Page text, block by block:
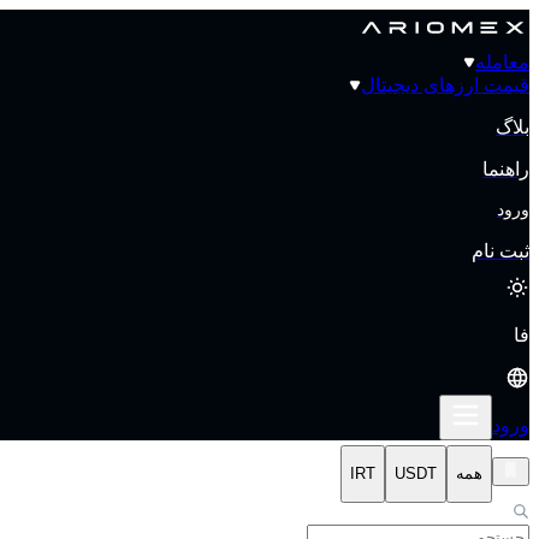
معامله
قیمت‌ ارزهای دیجیتال
بلاگ
راهنما
ورود
ثبت نام
فا
ورود
همه USDT
IRT